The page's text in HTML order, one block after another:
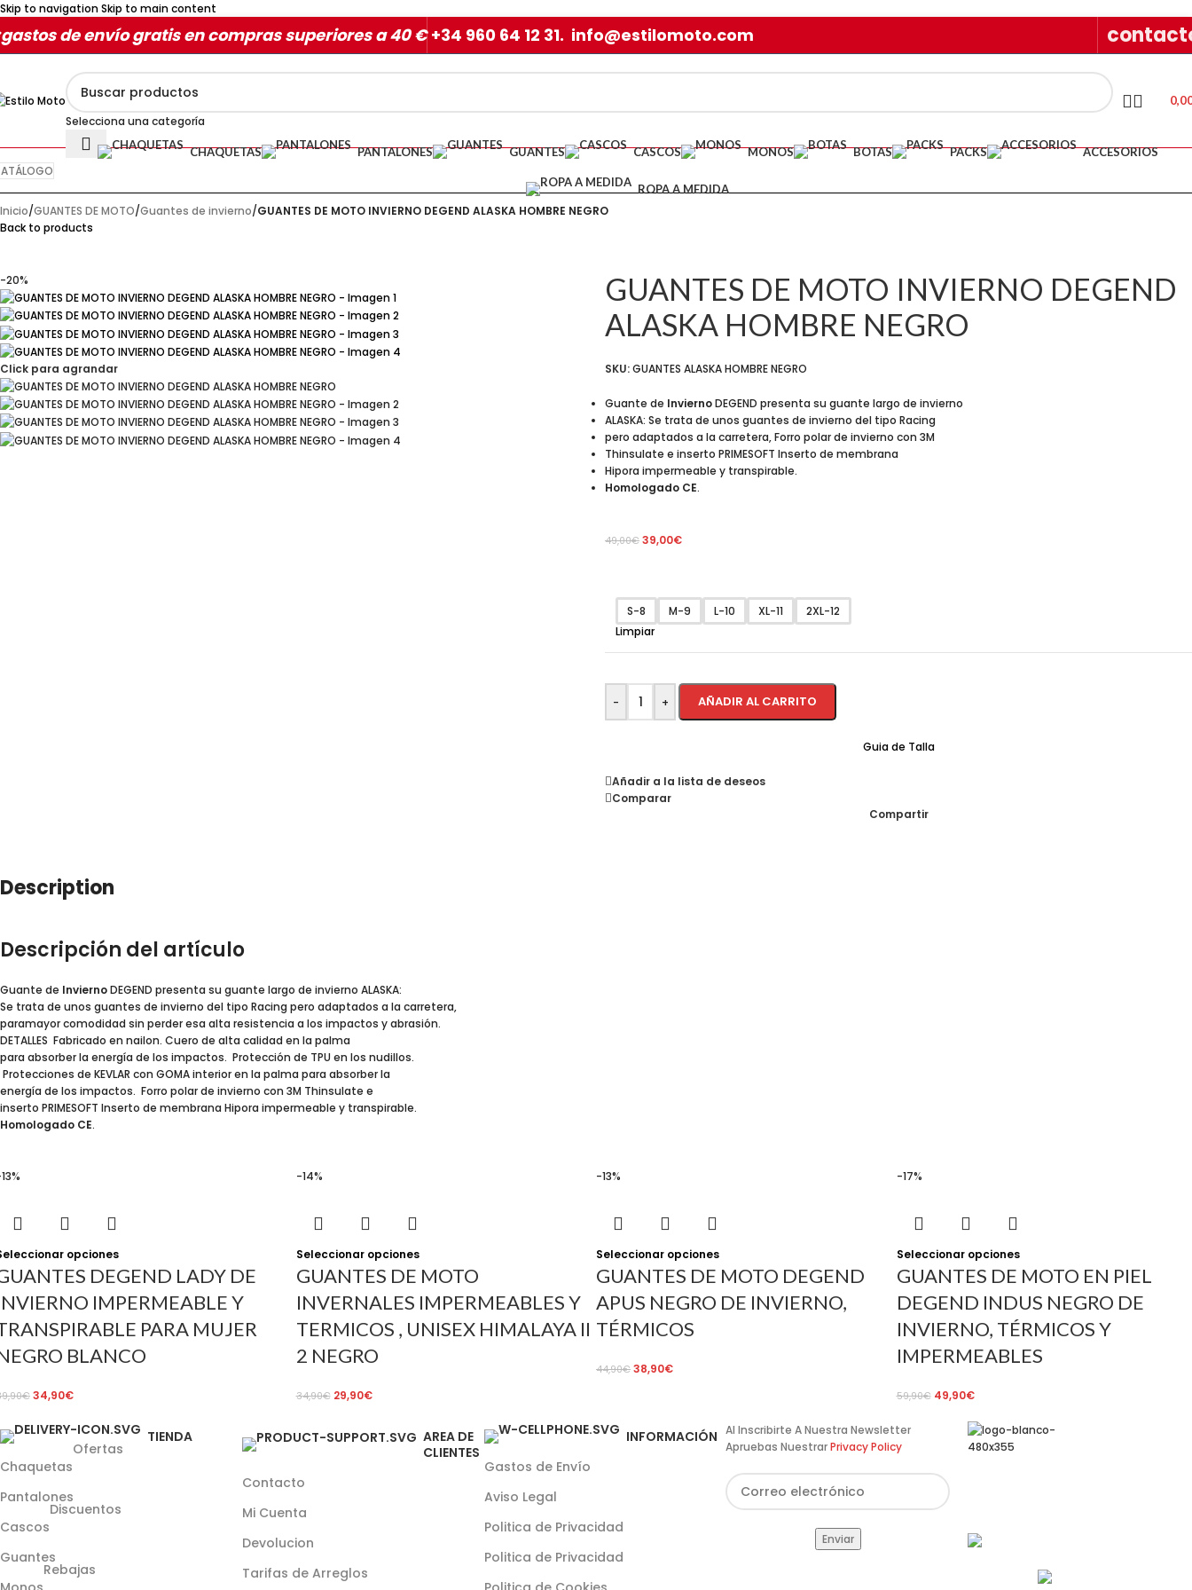
Skip to navigationSkip to main content
de envío gratis en compras superiores a 40 €+34 960 64 12 31. info@estilomoto.com
Selecciona una categoría
CHAQUETAS PANTALONES GUANTES CASCOS MONOS BOTAS PACKS ACCESORIOS
ROPA A MEDIDA
Inicio/GUANTES DE MOTO/Guantes de invierno/GUANTES DE MOTO INVIERNO DEGEND ALASKA HOMBRE NEGRO
Back to products
-20%
Click para agrandar
GUANTES DE MOTO INVIERNO DEGEND
ALASKA HOMBRE NEGRO
SKU:GUANTES ALASKA HOMBRE NEGRO
Guante de InviernoDEGEND presenta su guante largo de invierno
ALASKA: Se trata de unos guantes de invierno del tipo Racing
pero adaptados a la carretera, Forro polar de invierno con 3M
Thinsulate e inserto PRIMESOFT Inserto de membrana
Hipora impermeable y transpirable.
Homologado CE.
49,00€ 39,00€
S-8 M-9 L-10 XL-11
2XL-12
Limpiar
- + AÑADIR AL CARRITO
Guia de Talla
Añadir a la lista de deseos
Comparar
Compartir
Description
Descripción del artículo
Guante de InviernoDEGEND presenta su guante largo de invierno ALASKA:
Se trata de unos guantes de invierno del tipo Racing pero adaptados a la carretera,
paramayor comodidad sin perder esa alta resistencia a los impactos y abrasión.
DETALLES Fabricado en nailon. Cuero de alta calidad en la palma
para absorber la energía de los impactos. Protección de TPU en los nudillos.
Protecciones de KEVLAR con GOMA interior en la palma para absorber la
energía de los impactos. Forro polar de invierno con 3M Thinsulate e
inserto PRIMESOFT Inserto de membrana Hipora impermeable y transpirable.
Homologado CE.
opciones
DEGEND LADY DE
IMPERMEABLE Y
PARA MUJER
BLANCO
€ 34,90€
-14%
Seleccionar opciones
GUANTES DE MOTO
INVERNALES IMPERMEABLES Y
TERMICOS , UNISEX HIMALAYA II
2 NEGRO
34,90€ 29,90€
-13%
Seleccionar opciones
GUANTES DE MOTO DEGEND
APUS NEGRO DE INVIERNO,
TÉRMICOS
44,90€ 38,90€
-17%
Seleccionar opciones
GUANTES DE MOTO EN PIEL
DEGEND INDUS NEGRO DE
INVIERNO, TÉRMICOS Y
IMPERMEABLES
59,90€ 49,90€
TIENDA
Chaquetas
Ofertas
Pantalones
Cascos
Discuentos
Guantes
Rebajas
AREA DE
CLIENTES
Contacto
Mi Cuenta
Devolucion
Tarifas de Arreglos
INFORMACIÓN
Gastos de Envío
Aviso Legal
Politica de Privacidad
Politica de Privacidad
Al Inscribirte A Nuestra Newsletter
Apruebas NuestrarPrivacy Policy